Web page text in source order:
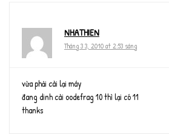
NHATHIEN
Tháng 3 3, 2010 at 2:53 sáng
vừa phải cài lại máy
đang dinh cài oodefrag 10 thì lại có 11
thanks